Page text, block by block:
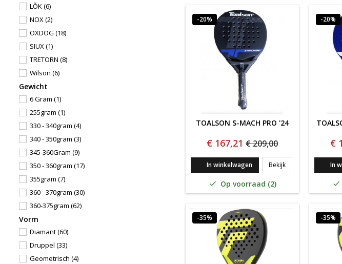
LÕK(6)
NOX(2)
OXDOG (18)
SIUX(1)
TRETORN (8)
Wilson (6)
Gewicht
6 Gram (1)
255gram (1)
330 - 340gram (4)
340 - 350gram (3)
345-360Gram (9)
350 - 360gram (17)
355gram (7)
360 - 370gram (30)
360-375gram (62)
365gram
370gram(4)
Vorm
Diamant(60)
Druppel (33)
Geometrisch (4)
-20%
TOALSON S-MACH PRO '24
€ 167,21 € 209,00
In winkelwagen BekijkToalson S-Mach
 Op voorraad (2)
-20%
€
In

-35% -35%